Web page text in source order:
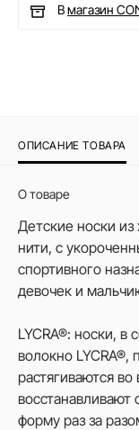
Вмагазин
ОПИСАНИЕ ТОВАРА
О товаре
Детские носки
нити, с
спортивного
девочек и
LYCRA®: носки, в
волокно LYCRA®,
растягиваются
форму раз за